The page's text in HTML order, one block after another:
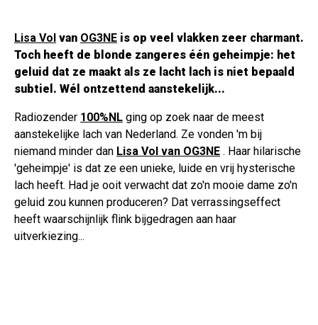
Lisa Vol van OG3NE is op veel vlakken zeer charmant.
Toch heeft de blonde zangeres één geheimpje: het
geluid dat ze maakt als ze lacht lach is niet bepaald
subtiel. Wél ontzettend aanstekelijk...
Radiozender 100%NL ging op zoek naar de meest
aanstekelijke lach van Nederland. Ze vonden 'm bij
niemand minder dan Lisa Vol van OG3NE . Haar hilarische
'geheimpje' is dat ze een unieke, luide en vrij hysterische
lach heeft. Had je ooit verwacht dat zo'n mooie dame zo'n
geluid zou kunnen produceren? Dat verrassingseffect
heeft waarschijnlijk flink bijgedragen aan haar
uitverkiezing...